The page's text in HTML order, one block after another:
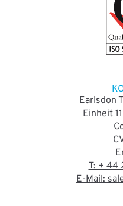
Earlsdon
Einheit
T: + 44
E-Mail: